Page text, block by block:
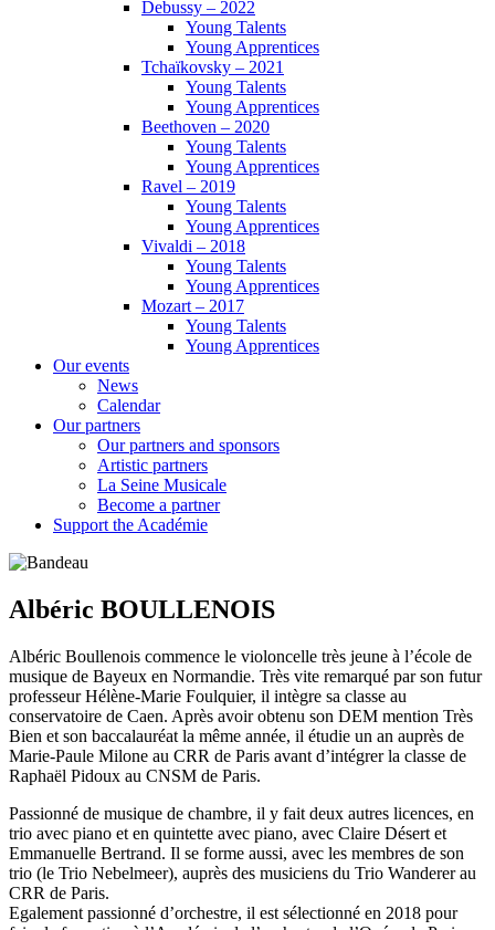
Debussy – 2022
Young Talents
Young Apprentices
Tchaïkovsky – 2021
Young Talents
Young Apprentices
Beethoven – 2020
Young Talents
Young Apprentices
Ravel – 2019
Young Talents
Young Apprentices
Vivaldi – 2018
Young Talents
Young Apprentices
Mozart – 2017
Young Talents
Young Apprentices
Our events
News
Calendar
Our partners
Our partners and sponsors
Artistic partners
La Seine Musicale
Become a partner
Support the Académie
Albéric BOULLENOIS
Albéric Boullenois commence le violoncelle très jeune à l’école de
musique de Bayeux en Normandie. Très vite remarqué par son futur
professeur Hélène-Marie Foulquier, il intègre sa classe au
conservatoire de Caen. Après avoir obtenu son DEM mention Très
Bien et son baccalauréat la même année, il étudie un an auprès de
Marie-Paule Milone au CRR de Paris avant d’intégrer la classe de
Raphaël Pidoux au CNSM de Paris.
Passionné de musique de chambre, il y fait deux autres licences, en
trio avec piano et en quintette avec piano, avec Claire Désert et
Emmanuelle Bertrand. Il se forme aussi, avec les membres de son
trio (le Trio Nebelmeer), auprès des musiciens du Trio Wanderer au
CRR de Paris.
Egalement passionné d’orchestre, il est sélectionné en 2018 pour